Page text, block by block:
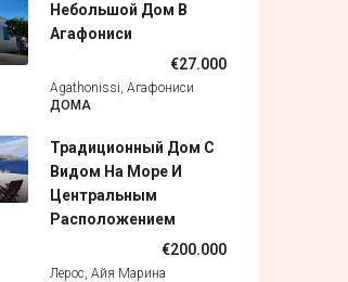
Небольшой Дом В
Агафониси
€27.000
Agathonissi, Агафониси
ДОМА
Традиционный Дом С
Видом На Море И
Центральным
Расположением
€200.000
Лерос, Айя Марина